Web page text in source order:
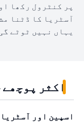
پر کنٹرول رکھا
یہاں نہیں ٹوٹے
اکثر پوچھے
اسپین اور